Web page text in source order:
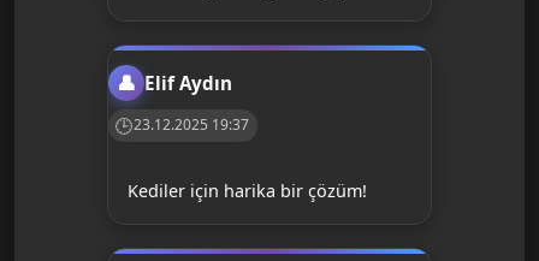
Elif Aydın
23.12.2025 19:37
Kediler için harika bir çözüm!